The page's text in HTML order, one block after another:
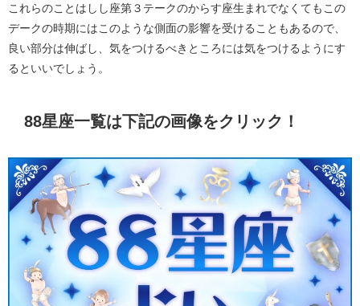
これらのことはしし座第３テークのからす座生まれでなくてもこの
デークの時期にはこのような側面の影響を受けることもあるので、
良い部分は伸ばし、気をつけるべきところには気をつけるようにす
るといいでしょう。
88星座一覧は下記の画像をクリック！